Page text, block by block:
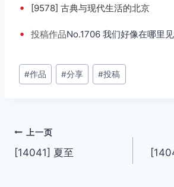
• [9578] 古典与现代生活的北京
• 投稿作品No.1706 我们好像在哪里
文
章
#作品 #分享 #投稿
文
章
上一页
[14041] 夏至